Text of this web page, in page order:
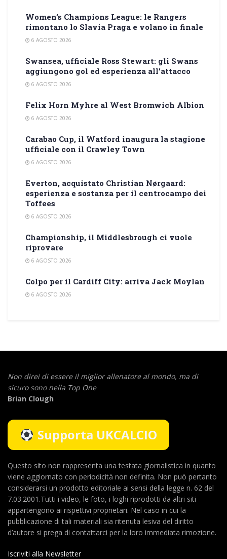
Women’s Champions League: le Rangers
rimontano lo Slavia Praga e volano in finale
6 AGOSTO 2026
Swansea, ufficiale Ross Stewart: gli Swans
aggiungono gol ed esperienza all’attacco
6 AGOSTO 2026
Felix Horn Myhre al West Bromwich Albion
6 AGOSTO 2026
Carabao Cup, il Watford inaugura la stagione
ufficiale con il Crawley Town
6 AGOSTO 2026
Everton, acquistato Christian Nørgaard:
esperienza e sostanza per il centrocampo dei
Toffees
6 AGOSTO 2026
Championship, il Middlesbrough ci vuole
riprovare
6 AGOSTO 2026
Colpo per il Cardiff City: arriva Jack Moylan
6 AGOSTO 2026
Non direi di essere il miglior allenatore al mondo, ma di
sicuro sono nella Top One
Brian Clough
Supporta UKCALCIO
Questo sito non rappresenta una testata giornalistica in quanto
viene aggiornato con periodicità non definita. Non può pertanto
considerarsi un prodotto editoriale ai sensi della legge n. 62 del
7.03.2001.Tutti i video, le foto, i loghi riprodotti da altri siti
appartengono ai rispettivi proprietari. Nel caso in cui la
pubblicazione di tali materiali sia ritenuta lesiva del diritto
d’autore si prega di contattarci per la loro immediata rimozione.
Iscriviti alla Newsletter